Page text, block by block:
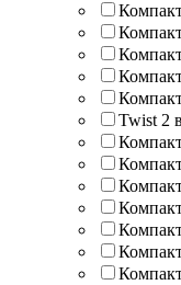
Twist 2